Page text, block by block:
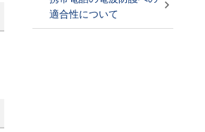
適合性について